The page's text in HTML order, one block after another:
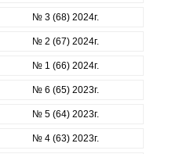
№ 3 (68) 2024г.
№ 2 (67) 2024г.
№ 1 (66) 2024г.
№ 6 (65) 2023г.
№ 5 (64) 2023г.
№ 4 (63) 2023г.